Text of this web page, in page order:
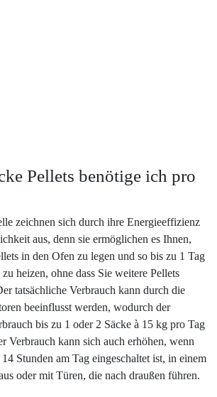
Pellets benötige ich pro
zeichnen sich durch ihre Energieeffizienz
aus, denn sie ermöglichen es Ihnen,
in den Ofen zu legen und so bis zu 1 Tag
heizen, ohne dass Sie weitere Pellets
tatsächliche Verbrauch kann durch die
beeinflusst werden, wodurch der
bis zu 1 oder 2 Säcke à 15 kg pro Tag
Verbrauch kann sich auch erhöhen, wenn
Stunden am Tag eingeschaltet ist, in einem
oder mit Türen, die nach draußen führen.